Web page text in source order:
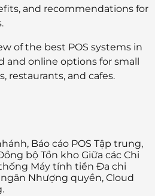
and recommendations for
of the best POS systems in
and online options for small
restaurants, and cafes.
Báo cáo POS Tập trung,
bộ Tồn kho Giữa các Chi
Máy tính tiền Đa chi
Nhượng quyền, Cloud